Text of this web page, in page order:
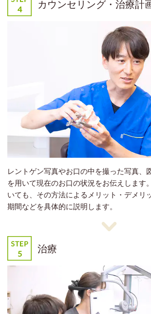
カウンセリング・治療計
レントゲン写真やお口の中を撮った写真、
を用いて現在のお口の状況をお伝えします
いても、その方法によるメリット・デメリ
期間などを具体的に説明します。
治療